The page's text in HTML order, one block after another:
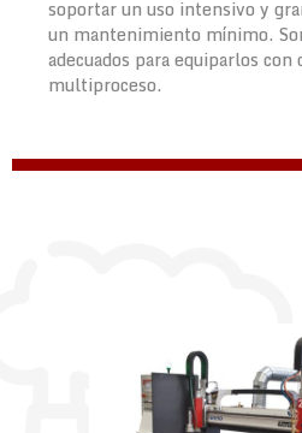
soportar un uso intensivo y
un mantenimiento mínimo.
adecuados para equiparlos con
multiproceso.